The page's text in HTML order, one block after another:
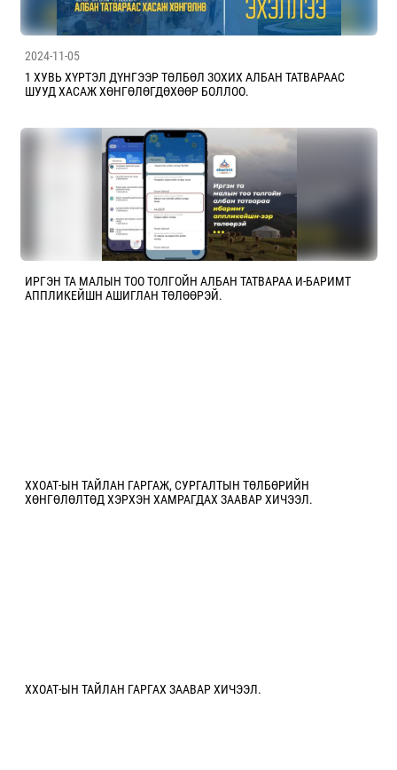
2024-11-05
1 ХУВЬ ХҮРТЭЛ ДҮНГЭЭР ТӨЛБӨЛ ЗОХИХ АЛБАН ТАТВАРААС
ШУУД ХАСАЖ ХӨНГӨЛӨГДӨХӨӨР БОЛЛОО.
ИРГЭН ТА МАЛЫН ТОО ТОЛГОЙН АЛБАН ТАТВАРАА И-БАРИМТ
АППЛИКЕЙШН АШИГЛАН ТӨЛӨӨРЭЙ.
ХХОАТ-ЫН ТАЙЛАН ГАРГАЖ, СУРГАЛТЫН ТӨЛБӨРИЙН
ХӨНГӨЛӨЛТӨД ХЭРХЭН ХАМРАГДАХ ЗААВАР ХИЧЭЭЛ.
ХХОАТ-ЫН ТАЙЛАН ГАРГАХ ЗААВАР ХИЧЭЭЛ.